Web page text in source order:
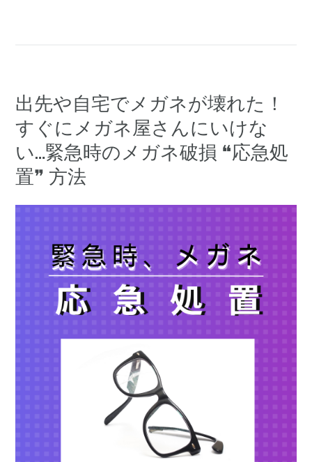
出先や自宅でメガネが壊れた！
すぐにメガネ屋さんにいけな
い…緊急時のメガネ破損 ❝応急処
置❞ 方法